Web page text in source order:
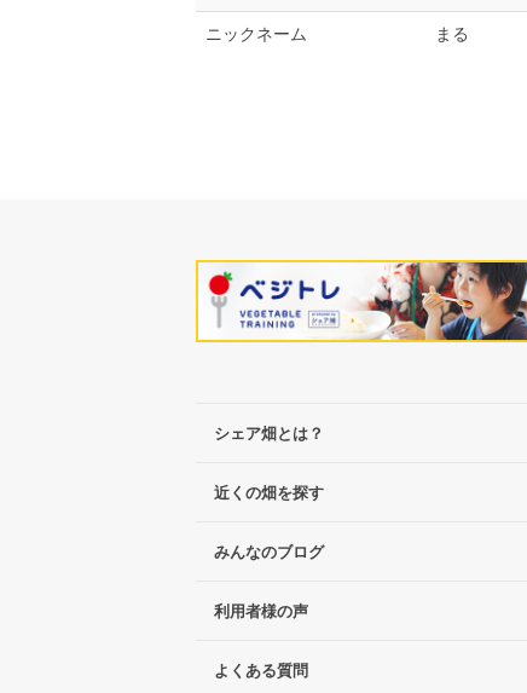
ニックネーム まる
シェア畑とは？
近くの畑を探す
みんなのブログ
利用者様の声
よくある質問